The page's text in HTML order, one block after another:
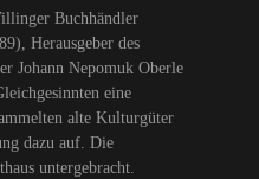
Buchhändler
Herausgeber des
Johann Nepomuk Oberle
eine
alte Kulturgüter
dazu auf. Die
untergebracht.